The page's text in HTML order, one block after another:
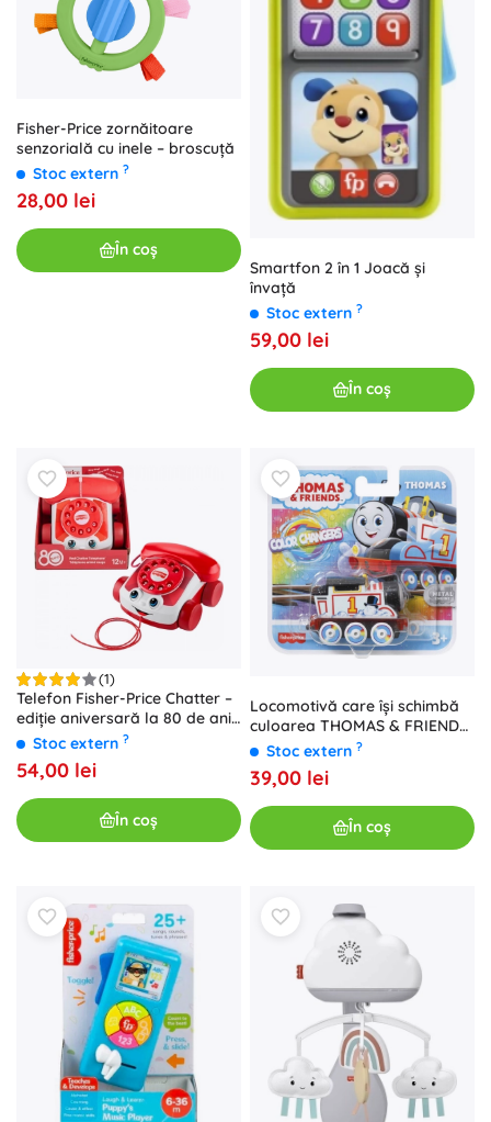
Fisher-Price zornăitoare
senzorială cu inele – broscuță
Stoc extern ?
28,00 lei
În coș
Smartfon 2 în 1 Joacă și
învață
Stoc extern ?
59,00 lei
În coș
(1)
Telefon Fisher-Price Chatter –
ediție aniversară la 80 de ani
MATTEL, roșu
Stoc extern ?
54,00 lei
În coș
Locomotivă care își schimbă
culoarea THOMAS & FRIENDS
– THOMAS, metalică
Stoc extern ?
39,00 lei
În coș